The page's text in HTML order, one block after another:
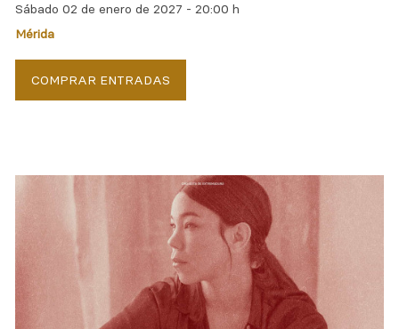
Sábado 02 de enero de 2027 -20:00 h
Mérida
COMPRAR ENTRADAS